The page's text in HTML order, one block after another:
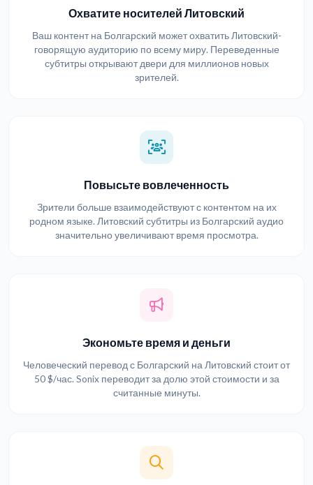
Охватите носителей Литовский
Ваш контент на Болгарский может охватить Литовский-
говорящую аудиторию по всему миру. Переведенные
субтитры открывают двери для миллионов новых
зрителей.
Повысьте вовлеченность
Зрители больше взаимодействуют с контентом на их
родном языке. Литовский субтитры из Болгарский аудио
значительно увеличивают время просмотра.
Экономьте время и деньги
Человеческий перевод с Болгарский на Литовский стоит от
50 $/час. Sonix переводит за долю этой стоимости и за
считанные минуты.